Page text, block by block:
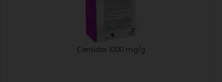
Centidox 1000 mg/g